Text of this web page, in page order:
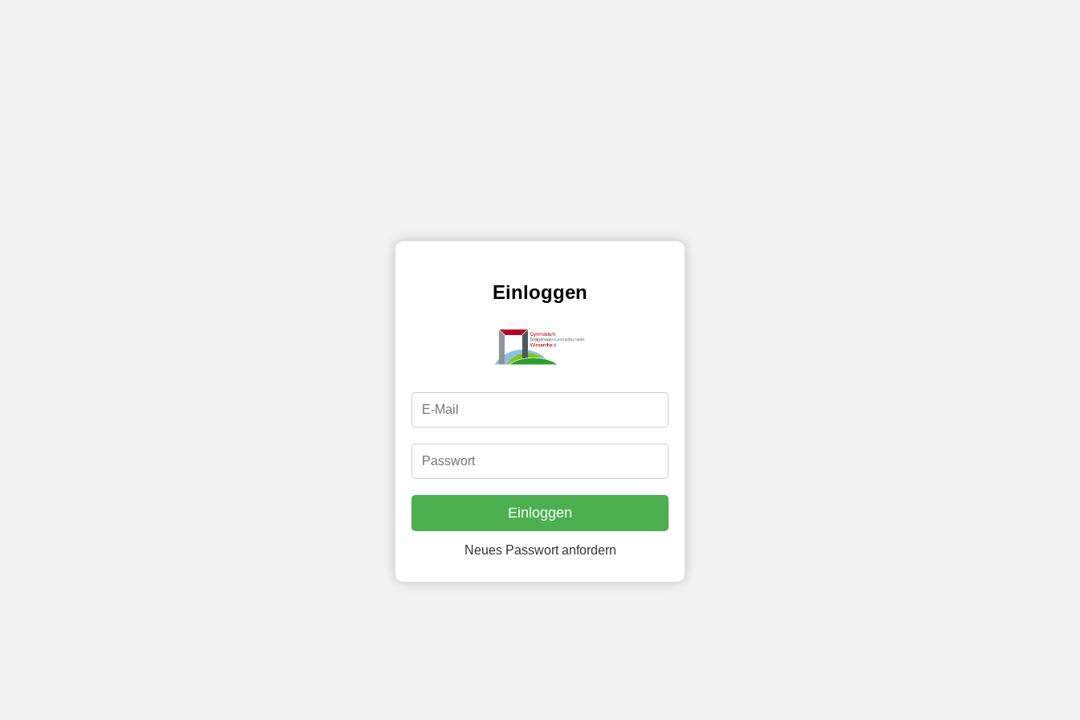
Einloggen
Neues Passwort anfordern